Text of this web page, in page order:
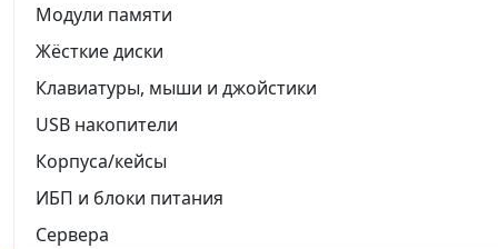
Модули памяти
Жёсткие диски
Клавиатуры, мыши и джойстики
USB накопители
Корпуса/кейсы
ИБП и блоки питания
Сервера